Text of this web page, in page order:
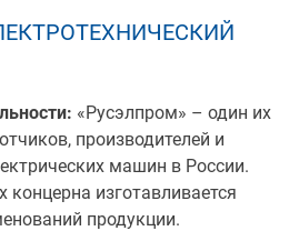
«Русэлпром» – один их
производителей и
машин в России.
концерна изготавливается
продукции.